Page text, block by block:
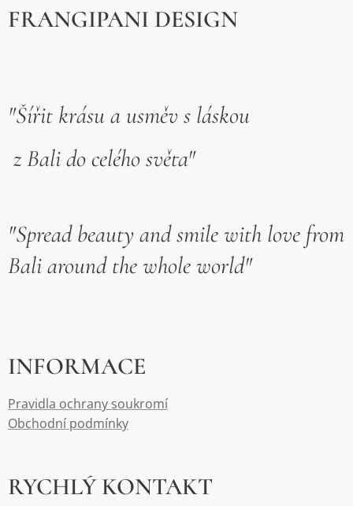
FRANGIPANI DESIGN
"Šířit krásu a usměv s láskou
z Bali do celého světa"
"Spread beauty and smile with love from
Bali around the whole world"
INFORMACE
Pravidla ochrany soukromí
Obchodní podmínky
RYCHLÝ KONTAKT